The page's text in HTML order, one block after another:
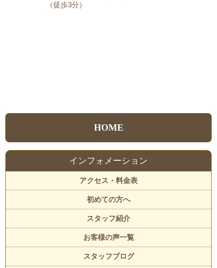
（徒歩3分）
HOME
インフォメーション
アクセス・料金表
初めての方へ
スタッフ紹介
お客様の声一覧
スタッフブログ